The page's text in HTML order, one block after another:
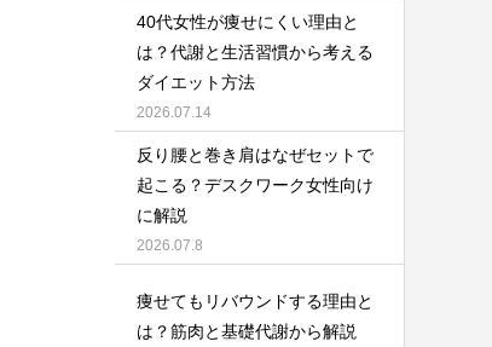
40代女性が痩せにくい理由と
は？代謝と生活習慣から考える
ダイエット方法
2026.07.14
反り腰と巻き肩はなぜセットで
起こる？デスクワーク女性向け
に解説
2026.07.8
痩せてもリバウンドする理由と
は？筋肉と基礎代謝から解説